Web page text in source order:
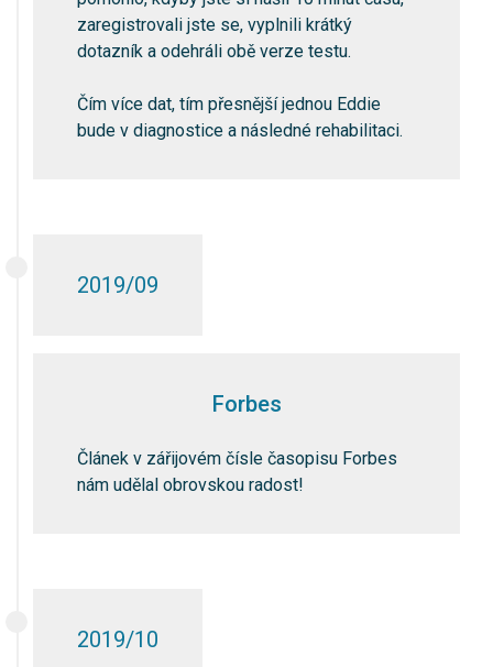
zaregistrovali jste se, vyplnili krátký
dotazník a odehráli obě verze testu.
Čím více dat, tím přesnější jednou Eddie
bude v diagnostice a následné rehabilitaci.
2019/09
Forbes
Článek v zářijovém čísle časopisu Forbes
nám udělal obrovskou radost!
2019/10